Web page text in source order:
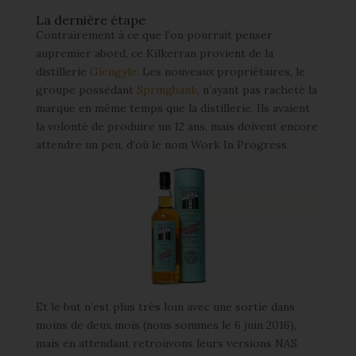
La dernière étape
Contrairement à ce que l’on pourrait penser
aupremier abord, ce Kilkerran provient de la
distillerie Glengyle. Les nouveaux propriétaires, le
groupe possédant Springbank, n’ayant pas racheté la
marque en même temps que la distillerie. Ils avaient
la volonté de produire un 12 ans, mais doivent encore
attendre un peu, d’où le nom Work In Progress.
Et le but n’est plus très loin avec une sortie dans
moins de deux mois (nous sommes le 6 juin 2016),
mais en attendant retrouvons leurs versions NAS